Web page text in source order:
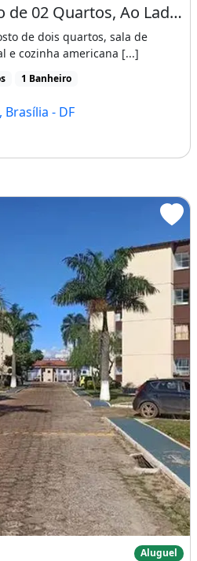
Ótimo Apartamento de 02 Quartos, Ao Lado do Shopping Sul
de dois quartos, sala de
e cozinha americana [...]
1 Banheiro
- DF
Real Próximo do Banco
Aluguel